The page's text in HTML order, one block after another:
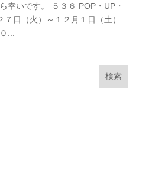
幸いです。 ​​５３６ POP・UP・
日（火）～１２月１日（土）
...